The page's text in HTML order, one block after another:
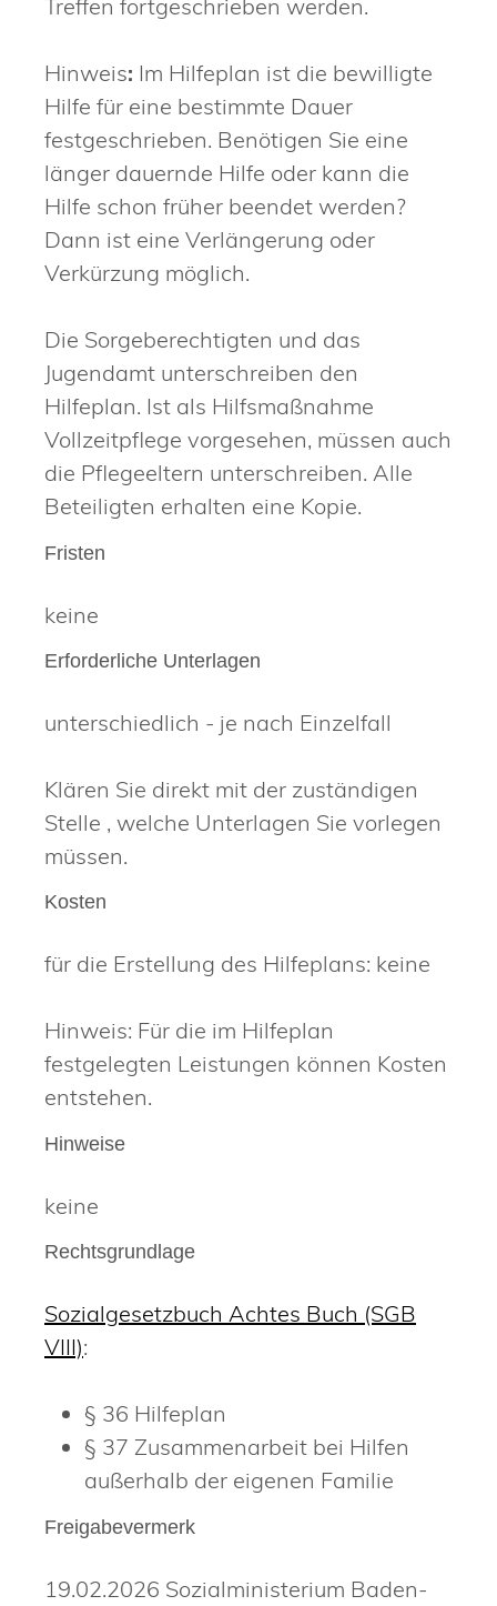
Treffen fortgeschrieben werden.
Hinweis: Im Hilfeplan ist die bewilligte
Hilfe für eine bestimmte Dauer
festgeschrieben. Benötigen Sie eine
länger dauernde Hilfe oder kann die
Hilfe schon früher beendet werden?
Dann ist eine Verlängerung oder
Verkürzung möglich.
Die Sorgeberechtigten und das
Jugendamt unterschreiben den
Hilfeplan. Ist als Hilfsmaßnahme
Vollzeitpflege vorgesehen, müssen auch
die Pflegeeltern unterschreiben. Alle
Beteiligten erhalten eine Kopie.
Fristen
keine
Erforderliche Unterlagen
unterschiedlich - je nach Einzelfall
Klären Sie direkt mit der zuständigen
Stelle , welche Unterlagen Sie vorlegen
müssen.
Kosten
für die Erstellung des Hilfeplans: keine
Hinweis: Für die im Hilfeplan
festgelegten Leistungen können Kosten
entstehen.
Hinweise
keine
Rechtsgrundlage
Sozialgesetzbuch Achtes Buch (SGB
VIII):
§ 36 Hilfeplan
§ 37 Zusammenarbeit bei Hilfen
außerhalb der eigenen Familie
Freigabevermerk
19.02.2026 Sozialministerium Baden-